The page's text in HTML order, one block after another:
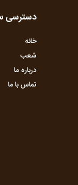
دسترسی
خانه
شعب
درباره ما
تماس با ما